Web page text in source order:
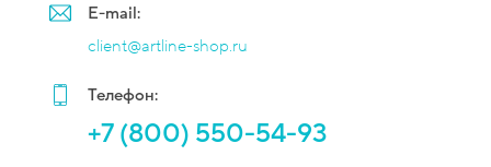
E-mail:
client@artline-shop.ru
Телефон:
+7 (800) 550-54-93